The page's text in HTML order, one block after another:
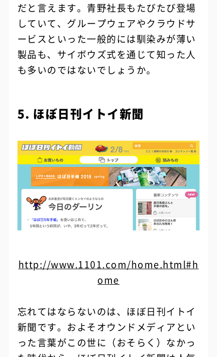
だと言えます。青野社長もたびたび登場
していて、グループウェアやクラウドサ
ービスといった一般的には馴染みが薄い
製品も、サイボウズ式を通じて知った人
も多いのではないでしょうか。
5. ほぼ日刊イトイ新聞
http://www.1101.com/home.html#h
ome
忘れてはならないのは、ほぼ日刊イトイ
新聞です。およそオウンドメディアとい
った言葉がこの世に（おそらく）なかっ